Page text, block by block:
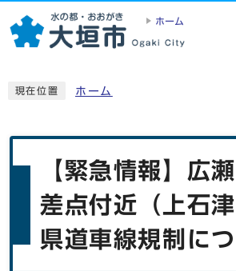
ホーム
現在位置 ホーム
【緊急情報】広
差点付近（上石
県道車線規制に